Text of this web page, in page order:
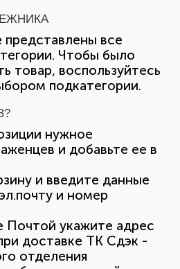
все
Чтобы было
товар, воспользуйтесь
подкатегории.
нужное
и добавьте ее в
и введите данные
и номер
Почтой укажите адрес
доставке ТК Сдэк -
отделения